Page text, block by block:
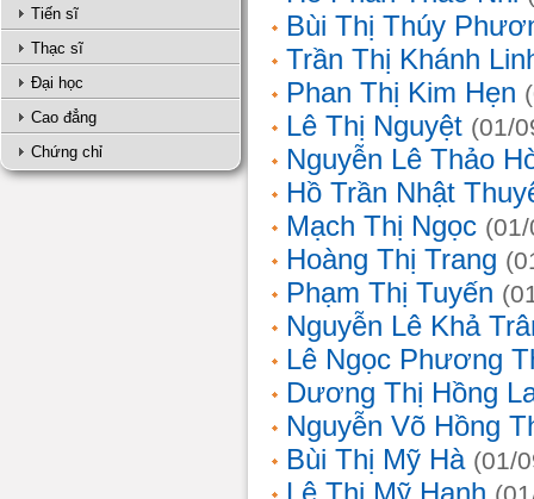
Tiến sĩ
Thạc sĩ
Đại học
Cao đẳng
Chứng chỉ
Bùi Thị Thúy
Trần Thị Khánh
Phan Thị Kim Hẹn
Lê Thị Nguyệt (01/
Nguyễn Lê Thảo
Hồ Trần Nhật
Mạch Thị Ngọc
Hoàng Thị Trang
Phạm Thị Tuyến
Nguyễn Lê Khả
Lê Ngọc Phương
Dương Thị Hồng
Nguyễn Võ Hồng
Bùi Thị Mỹ Hà (01/
Lê Thị Mỹ Hạnh